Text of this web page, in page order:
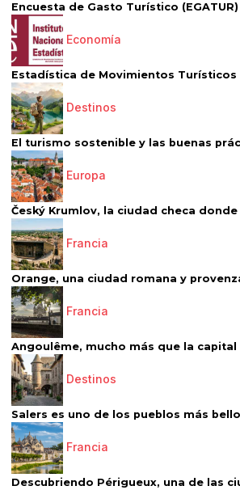
Encuesta de Gasto Turístico
Economía
Estadística de Movimientos Turísticos
Destinos
El turismo sostenible y las buenas
Europa
Český Krumlov, la ciudad checa donde
Francia
Orange, una ciudad romana y
Francia
Angoulême, mucho más que la
Destinos
Salers es uno de los pueblos más
Francia
Descubriendo Périgueux, una de las